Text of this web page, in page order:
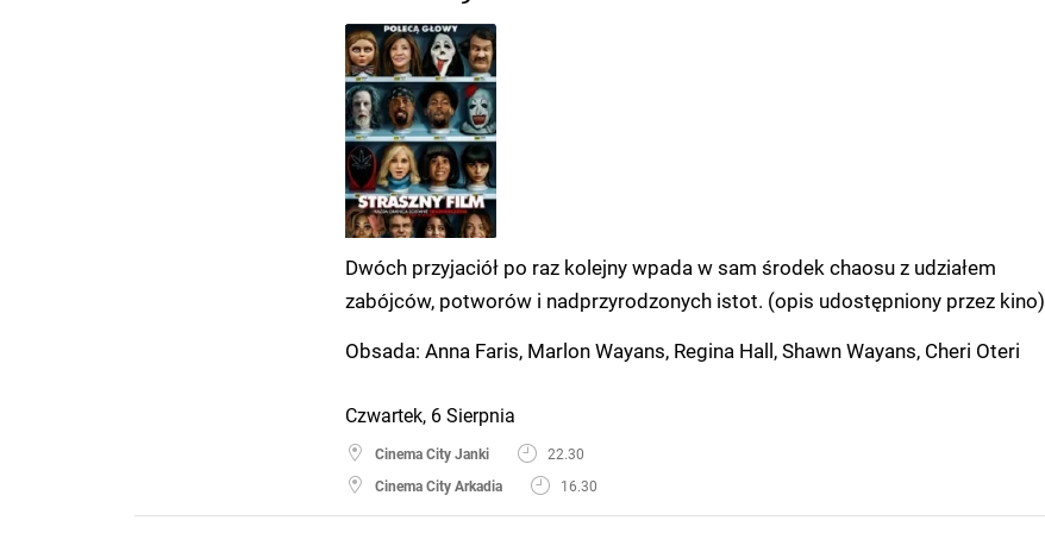
Dwóch przyjaciół po raz kolejny wpada w sam środek chaosu z udziałem
zabójców, potworów i nadprzyrodzonych istot. (opis udostępniony przez kino)
Obsada: Anna Faris, Marlon Wayans, Regina Hall, Shawn Wayans, Cheri Oteri
Czwartek, 6 Sierpnia
Cinema City Janki
22.30
Cinema City Arkadia
16.30